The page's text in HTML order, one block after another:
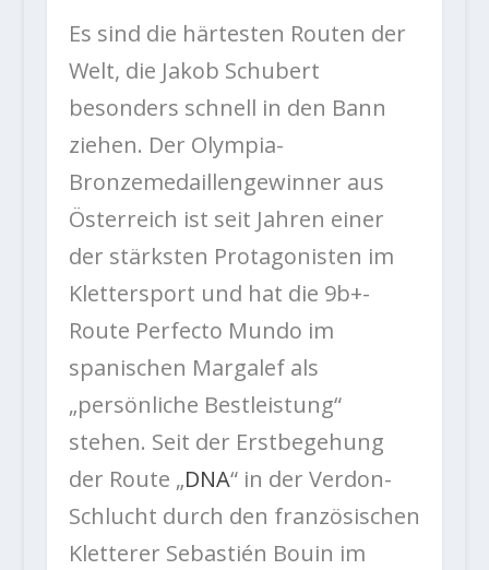
Es sind die härtesten Routen der
Welt, die Jakob Schubert
besonders schnell in den Bann
ziehen. Der Olympia-
Bronzemedaillengewinner aus
Österreich ist seit Jahren einer
der stärksten Protagonisten im
Klettersport und hat die 9b+-
Route Perfecto Mundo im
spanischen Margalef als
„persönliche Bestleistung“
stehen. Seit der Erstbegehung
der Route „DNA“ in der Verdon-
Schlucht durch den französischen
Kletterer Sebastién Bouin im